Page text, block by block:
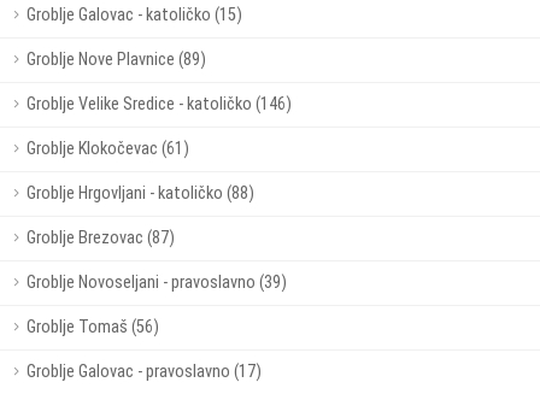
Groblje Galovac - katoličko (15)
Groblje Nove Plavnice (89)
Groblje Velike Sredice - katoličko (146)
Groblje Klokočevac (61)
Groblje Hrgovljani - katoličko (88)
Groblje Brezovac (87)
Groblje Novoseljani - pravoslavno (39)
Groblje Tomaš (56)
Groblje Galovac - pravoslavno (17)